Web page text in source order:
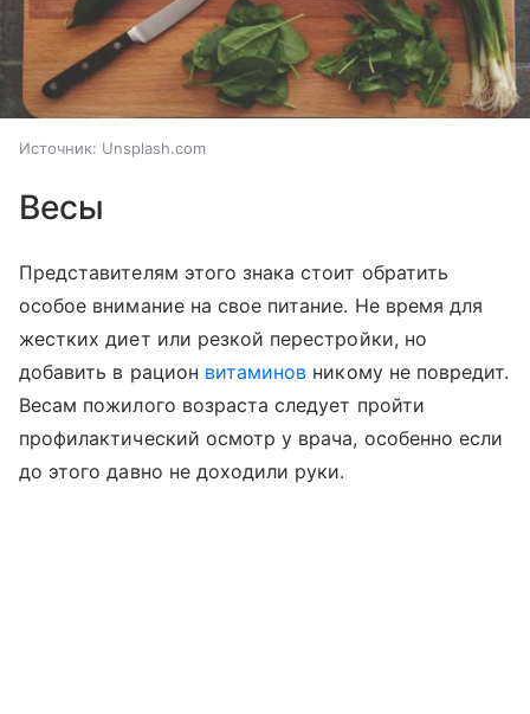
Источник: Unsplash.com
Весы
Представителям этого знака стоит обратить
особое внимание на свое питание. Не время для
жестких диет или резкой перестройки, но
добавить в рацион витаминов никому не повредит.
Весам пожилого возраста следует пройти
профилактический осмотр у врача, особенно если
до этого давно не доходили руки.